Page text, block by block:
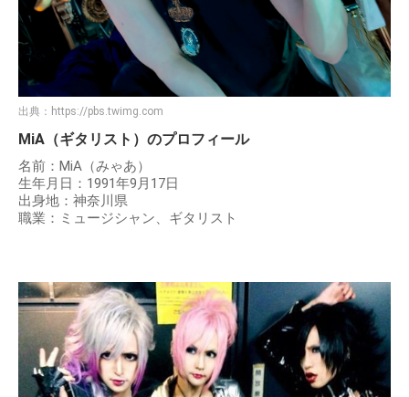
出典： https://pbs.twimg.com
MiA（ギタリスト）のプロフィール
名前：MiA（みゃあ）
生年月日：1991年9月17日
出身地：神奈川県
職業：ミュージシャン、ギタリスト